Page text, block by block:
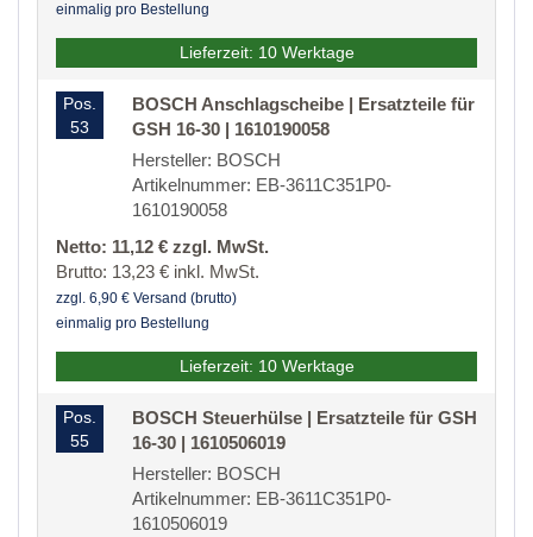
einmalig pro Bestellung
Lieferzeit: 10 Werktage
Pos.
53
BOSCH Anschlagscheibe | Ersatzteile für
GSH 16-30 | 1610190058
Hersteller: BOSCH
Artikelnummer: EB-3611C351P0-
1610190058
Netto: 11,12 € zzgl. MwSt.
Brutto: 13,23 € inkl. MwSt.
zzgl. 6,90 € Versand (brutto)
einmalig pro Bestellung
Lieferzeit: 10 Werktage
Pos.
55
BOSCH Steuerhülse | Ersatzteile für GSH
16-30 | 1610506019
Hersteller: BOSCH
Artikelnummer: EB-3611C351P0-
1610506019